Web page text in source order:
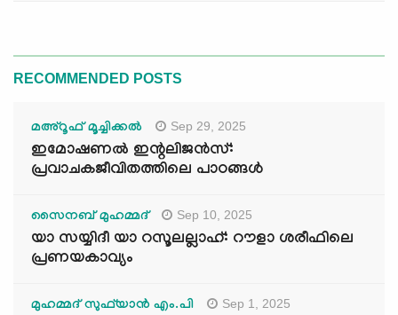
RECOMMENDED POSTS
മഅ്റൂഫ് മൂച്ചിക്കല്‍ Sep 29, 2025
ഇമോഷണൽ ഇന്റലിജൻസ്:
പ്രവാചകജീവിതത്തിലെ പാഠങ്ങൾ
സൈനബ് മുഹമ്മദ് Sep 10, 2025
യാ സയ്യിദീ യാ റസൂലല്ലാഹ്: റൗളാ ശരീഫിലെ
പ്രണയകാവ്യം
മുഹമ്മദ് സുഫ്‌യാൻ എം.പി Sep 1, 2025